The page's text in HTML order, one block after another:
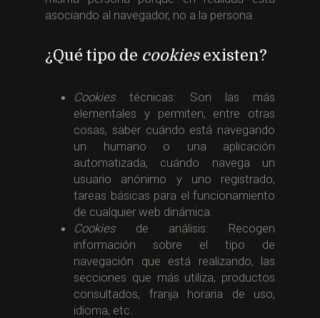
asociando al navegador, no a la persona.
¿Qué tipo de cookiesexisten?
Cookies técnicas: Son las más
elementales y permiten, entre otras
cosas, saber cuándo está navegando
un humano o una aplicación
automatizada, cuándo navega un
usuario anónimo y uno registrado,
tareas básicas para el funcionamiento
de cualquier web dinámica.
Cookies de análisis: Recogen
información sobre el tipo de
navegación que está realizando, las
secciones que más utiliza, productos
consultados, franja horaria de uso,
idioma, etc.